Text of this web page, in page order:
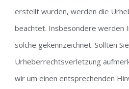
erstellt wurden, werden die
beachtet. Insbesondere werden
solche gekennzeichnet. Sollten
Urheberrechtsverletzung
wir um einen entsprechenden